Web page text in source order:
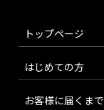
トップページ
はじめての方
お客様に届くまで